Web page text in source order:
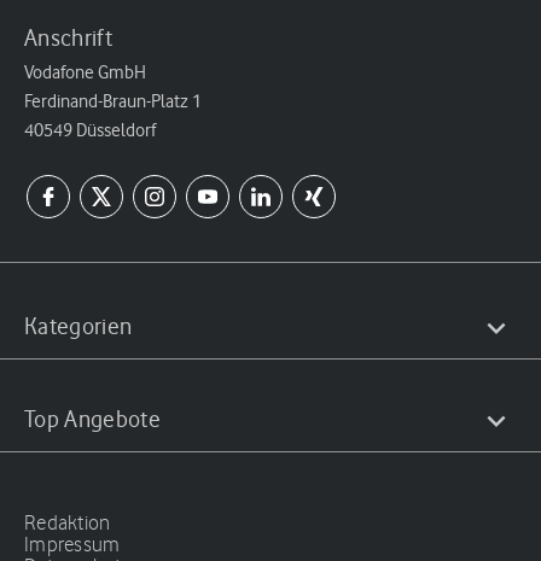
Anschrift
Vodafone GmbH
Ferdinand-Braun-Platz 1
40549 Düsseldorf
Kategorien
Top Angebote
Redaktion
Impressum